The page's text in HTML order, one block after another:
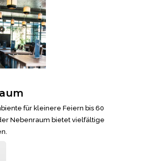
für kleinere Feiern bis 60
Nebenraum bietet vielfältige